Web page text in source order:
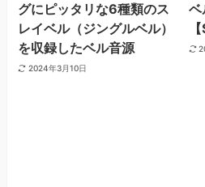
グにピッタリな6種類のス
レイベル（ジングルベル）
を収録したベル音源
2024年3月10日
ベ